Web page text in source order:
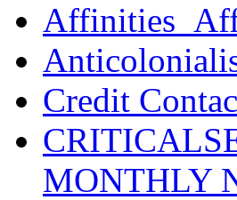
Credit
MONTHLY